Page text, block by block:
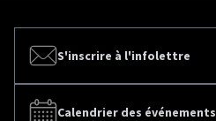
S'inscrire à l'infolettre
Calendrier des événements